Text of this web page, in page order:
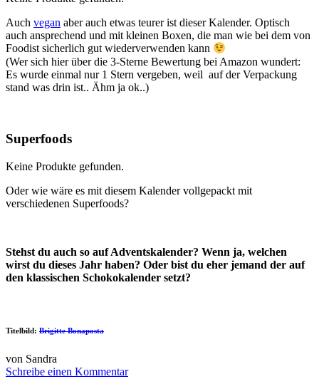
Auch vegan aber auch etwas teurer ist dieser Kalender. Optisch
auch ansprechend und mit kleinen Boxen, die man wie bei dem von
Foodist sicherlich gut wiederverwenden kann
(Wer sich hier über die 3-Sterne Bewertung bei Amazon wundert:
Es wurde einmal nur 1 Stern vergeben, weil auf der Verpackung
stand was drin ist.. Ähm ja ok..)
Superfoods
Keine Produkte gefunden.
Oder wie wäre es mit diesem Kalender vollgepackt mit
verschiedenen Superfoods?
Stehst du auch so auf Adventskalender? Wenn ja, welchen
wirst du dieses Jahr haben? Oder bist du eher jemand der auf
den klassischen Schokokalender setzt?
Titelbild: Brigitte Bonaposta
von Sandra
Schreibe einen Kommentar